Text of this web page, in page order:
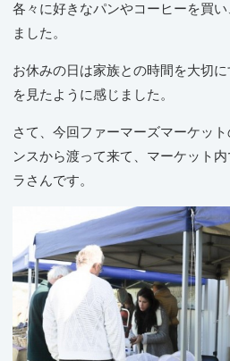
各々に好きなパンやコーヒーを買
ました。
お休みの日は家族との時間を大切
を見たように感じました。
さて、今回ファーマーズマーケッ
ンスから渡って来て、マーケット
ラさんです。